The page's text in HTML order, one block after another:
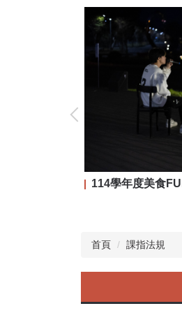
114學年度美食
首頁 課指法規